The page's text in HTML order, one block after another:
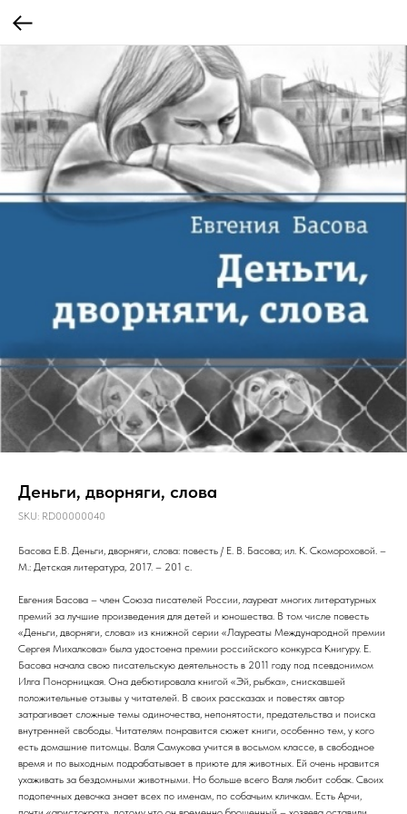
Деньги, дворняги, слова
SKU: RD00000040
Басова Е.В. Деньги, дворняги, слова: повесть / Е. В. Басова; ил. К. Скомороховой. –
М.: Детская литература, 2017. – 201 с.
Евгения Басова – член Союза писателей России, лауреат многих литературных
премий за лучшие произведения для детей и юношества. В том числе повесть
«Деньги, дворняги, слова» из книжной серии «Лауреаты Международной премии
Сергея Михалкова» была удостоена премии российского конкурса Книгуру. Е.
Басова начала свою писательскую деятельность в 2011 году под псевдонимом
Илга Понорницкая. Она дебютировала книгой «Эй, рыбка», снискавшей
положительные отзывы у читателей. В своих рассказах и повестях автор
затрагивает сложные темы одиночества, непонятости, предательства и поиска
внутренней свободы. Читателям понравится сюжет книги, особенно тем, у кого
есть домашние питомцы. Валя Самукова учится в восьмом классе, в свободное
время и по выходным подрабатывает в приюте для животных. Ей очень нравится
ухаживать за бездомными животными. Но больше всего Валя любит собак. Своих
подопечных девочка знает всех по именам, по собачьим кличкам. Есть Арчи,